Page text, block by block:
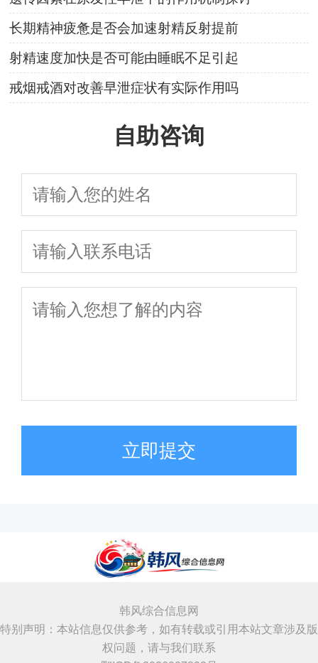
长期精神疲惫是否会加速射精反射提前
射精速度加快是否可能由睡眠不足引起
戒烟戒酒对改善早泄症状有实际作用吗
自助咨询
立即提交
韩风综合信息网
特别声明：本站信息仅供参考，如有转载或引用本站文章涉及版
权问题，请与我们联系